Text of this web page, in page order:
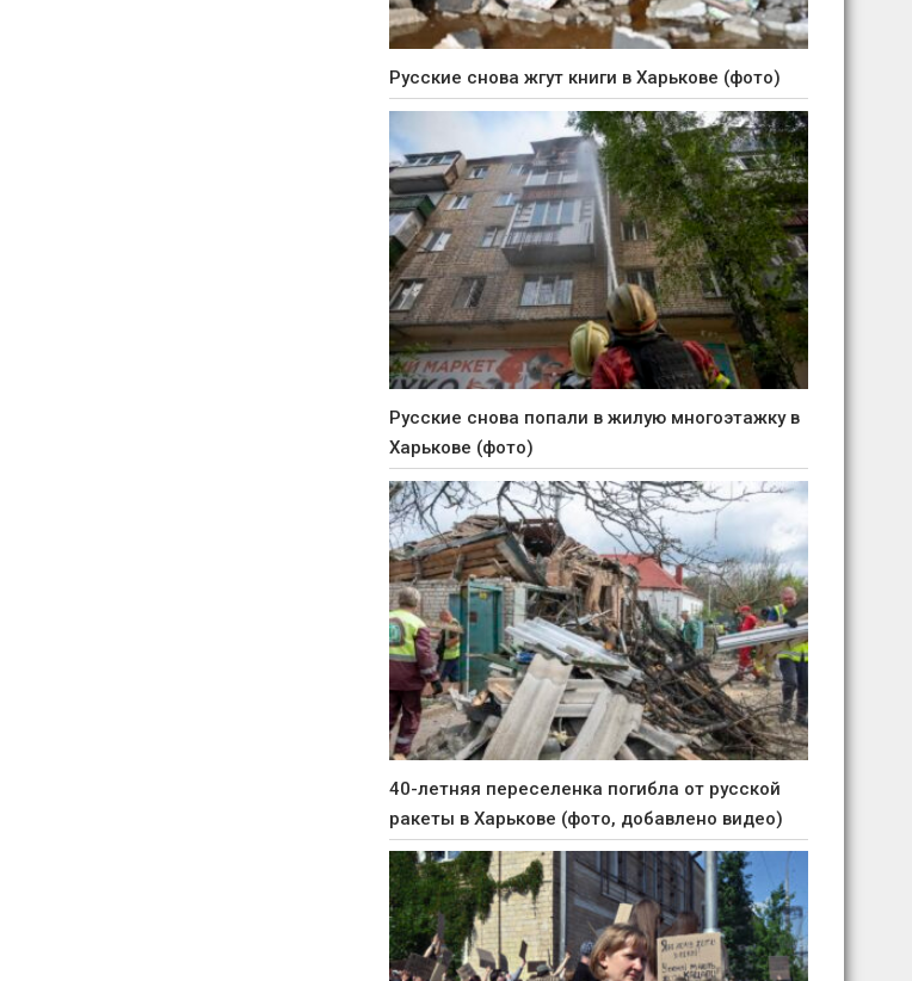
Русские снова жгут книги в Харькове (фото)
Русские снова попали в жилую многоэтажку в
Харькове (фото)
40-летняя переселенка погибла от русской
ракеты в Харькове (фото, добавлено видео)